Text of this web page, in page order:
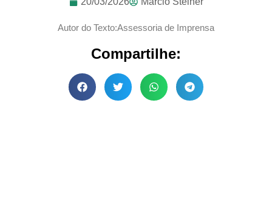
Autor do Texto:Assessoria de Imprensa
Compartilhe: